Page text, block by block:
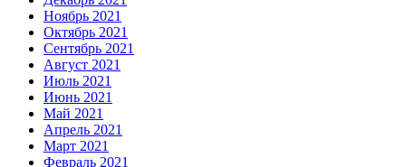
Ноябрь 2021
Октябрь 2021
Сентябрь 2021
Август 2021
Июль 2021
Июнь 2021
Май 2021
Апрель 2021
Март 2021
Февраль 2021